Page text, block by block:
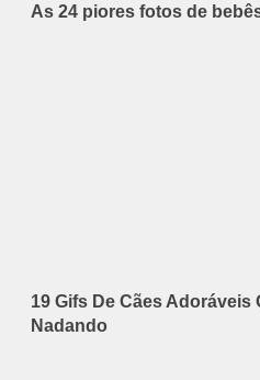
As 24 piores fotos de
19 Gifs De Cães Adoráveis
Nadando